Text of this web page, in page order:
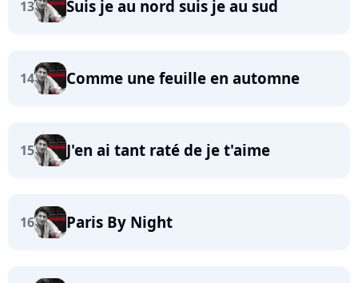
13 Suis je au nord suis je au sud
14 Comme une feuille en automne
15 J'en ai tant raté de je t'aime
16 Paris By Night